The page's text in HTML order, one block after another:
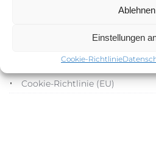
Ablehnen
Einstellungen
Cookie-Richtlinie
AGB (Allgemeine
Datenschutz
Cookie-Richtlinie (EU)